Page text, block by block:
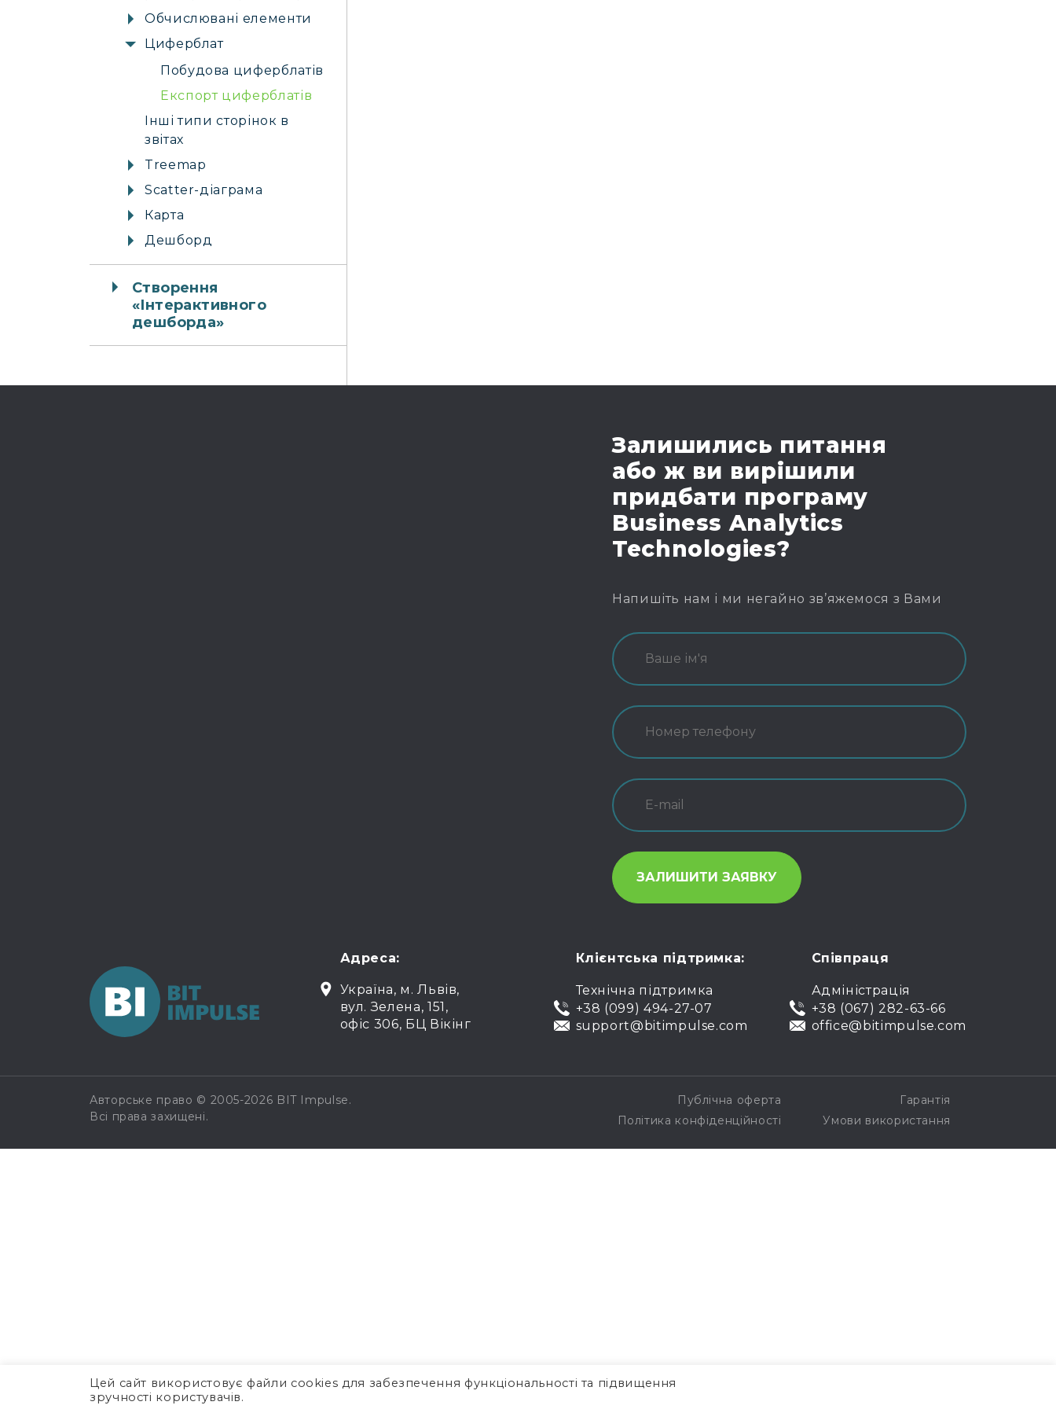
Обчислювані елементи
Циферблат
Побудова циферблатів
Експорт циферблатів
Інші типи сторінок в
звітах
Treemap
Scatter-діаграма
Карта
Дешборд
Створення
«Інтерактивного
дешборда»
Залишились питання
або ж ви вирішили
придбати програму
Business Analytics
Technologies?
Напишіть нам і ми негайно зв’яжемося з Вами
Адреса:
Україна, м. Львів,
вул. Зелена, 151,
офіс 306, БЦ Вікінг
Клієнтська підтримка:
Технічна підтримка
+38 (099) 494-27-07
support@bitimpulse.com
Співпраця
Адміністрація
+38 (067) 282-63-66
office@bitimpulse.com
Публічна оферта
Гарантія
Політика конфіденційності
Умови використання
Авторське право © 2005-2026 BIT Impulse.
Всі права захищені.
Цей сайт використовує файли cookies для забезпечення функціональності та підвищення
зручності користувачів.